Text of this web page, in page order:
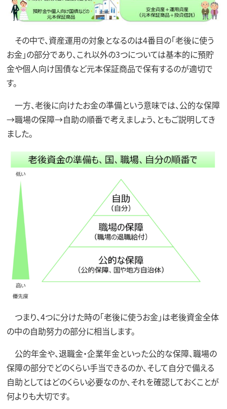
その中で、資産運用の対象となるのは4番目の「老後に使う
お金」の部分であり、これ以外の3つについては基本的に預貯
金や個人向け国債など元本保証商品で保有するのが適切で
す。
一方、老後に向けたお金の準備という意味では、公的な保障
→職場の保障→自助の順番で考えましょう、ともご説明してき
ました。
つまり、4つに分けた時の「老後に使うお金」は老後資金全体
の中の自助努力の部分に相当します。
公的年金や、退職金・企業年金といった公的な保障、職場の
保障の部分でどのくらい手当できるのか、そして自分で備える
自助としてはどのくらい必要なのか、それを確認しておくことが
何よりも大切です。